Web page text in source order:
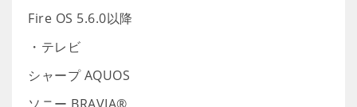
Fire OS 5.6.0以降
・テレビ
シャープ AQUOS